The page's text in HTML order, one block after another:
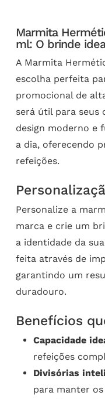
Marmita
ml: O brinde
A Marmita
escolha perfeita
promocional de
será útil para seus
design moderno e
a dia, oferecendo
refeições.
Personalize a
marca e crie um
a identidade da
feita através de
garantindo um
duradouro.
Benefícios
Capacidade
refeições
Divisórias
para manter